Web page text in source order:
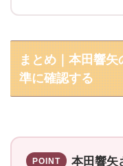
まとめ｜本田響
準に確認する
POINT
本田響矢